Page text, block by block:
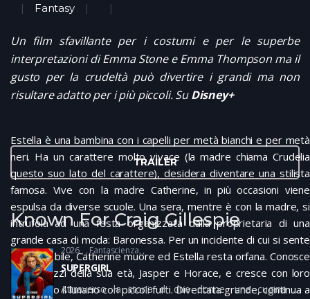
TRAILER
Fantasy
Un film sfavillante per i costumi e per le superbe
interpretazioni di Emma Stone e Emma Thompson ma il
gusto per la crudeltà può divertire i grandi ma non
risultare adatto per i più piccoli. SuDisney+
Estella è una bambina con i capelli per metà bianchi e per metà
neri. Ha un carattere molto vivace (la madre chiama Crudelia
questo suo lato del carattere), desidera diventare una stilista
famosa. Vive con la madre Catherine, in più occasioni viene
espulsa da diverse scuole. Una sera, mentre è con la madre, si
intrufola ad una festa organizzata dalla proprietaria di una
grande casa di moda: Baronessa. Per un incidente di cui si sente
responsabile, Catherine muore ed Estella resta orfana. Conosce
due ragazzi della sua età, Jasper e Horace, e cresce con loro
sbarcando il lunario con piccoli furti. Diventata grande, continua a
Known For Craig Gillespie
2026 Fantascienza
SUPERGIRL
Attraverso la storia di due donne, una cugina di